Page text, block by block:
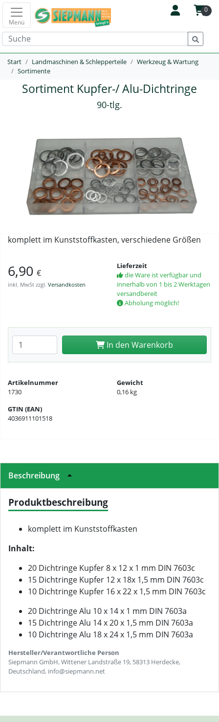
0
Menü
Start Landmaschinen & Schlepperteile
Werkzeug & Wartung
Sortimente
Sortiment Kupfer-/ Alu-Dichtringe
90-tlg.
komplett im Kunststoffkasten, verschiedene Größen
6,90 €
inkl. MwSt zzgl. Versandkosten
Lieferzeit
die Ware ist verfügbar und
innerhalb von 1 bis 2 Werktagen
versandbereit
Abholung möglich!
Anzahl eingeben In den Warenkorb
Artikelnummer
1730
Gewicht
0,16 kg
GTIN (EAN)
4036911101518
Beschreibung
Produktbeschreibung
komplett im Kunststoffkasten
Inhalt:
20 Dichtringe Kupfer 8 x 12 x 1 mm DIN 7603c
15 Dichtringe Kupfer 12 x 18x 1,5 mm DIN 7603c
10 Dichtringe Kupfer 16 x 22 x 1,5 mm DIN 7603c
20 Dichtringe Alu 10 x 14 x 1 mm DIN 7603a
15 Dichtringe Alu 14 x 20 x 1,5 mm DIN 7603a
10 Dichtringe Alu 18 x 24 x 1,5 mm DIN 7603a
Hersteller/Verantwortliche Person
Siepmann GmbH, Wittener Landstraße 19, 58313 Herdecke,
Deutschland, info@siepmann.net